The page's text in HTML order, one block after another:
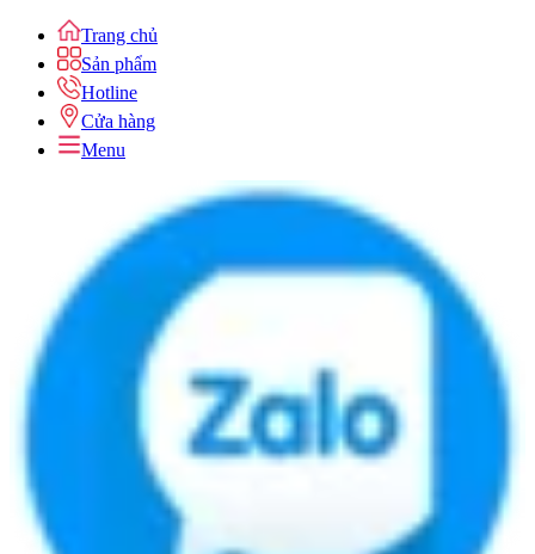
Trang chủ
Sản phẩm
Hotline
Cửa hàng
Menu